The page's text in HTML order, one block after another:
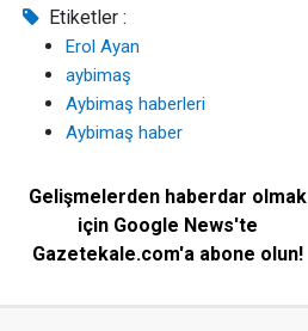
Etiketler :
Erol Ayan
aybimaş
Aybimaş haberleri
Aybimaş haber
Gelişmelerden haberdar olmak
için Google News'te
Gazetekale.com'a abone olun!